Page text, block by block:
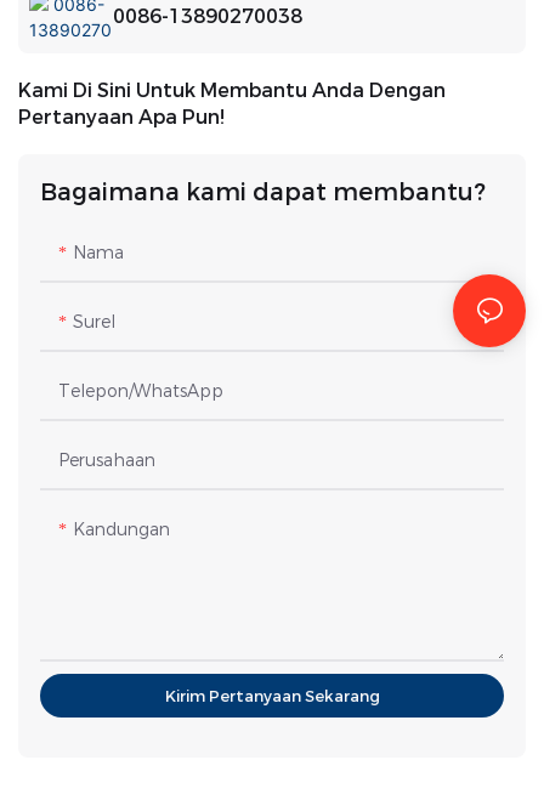
0086-13890270038
Kami Di Sini Untuk Membantu Anda Dengan
Pertanyaan Apa Pun!
Bagaimana kami dapat membantu?
Nama
Surel
Telepon/WhatsApp
Perusahaan
Kandungan
Kirim Pertanyaan Sekarang